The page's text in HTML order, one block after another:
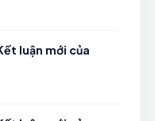
luận mới của